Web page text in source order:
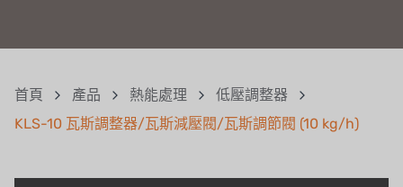
首頁 產品 熱能處理
低壓調整器
KLS-10 瓦斯調整器/瓦斯減壓閥/瓦斯調節閥 (10 kg/h)